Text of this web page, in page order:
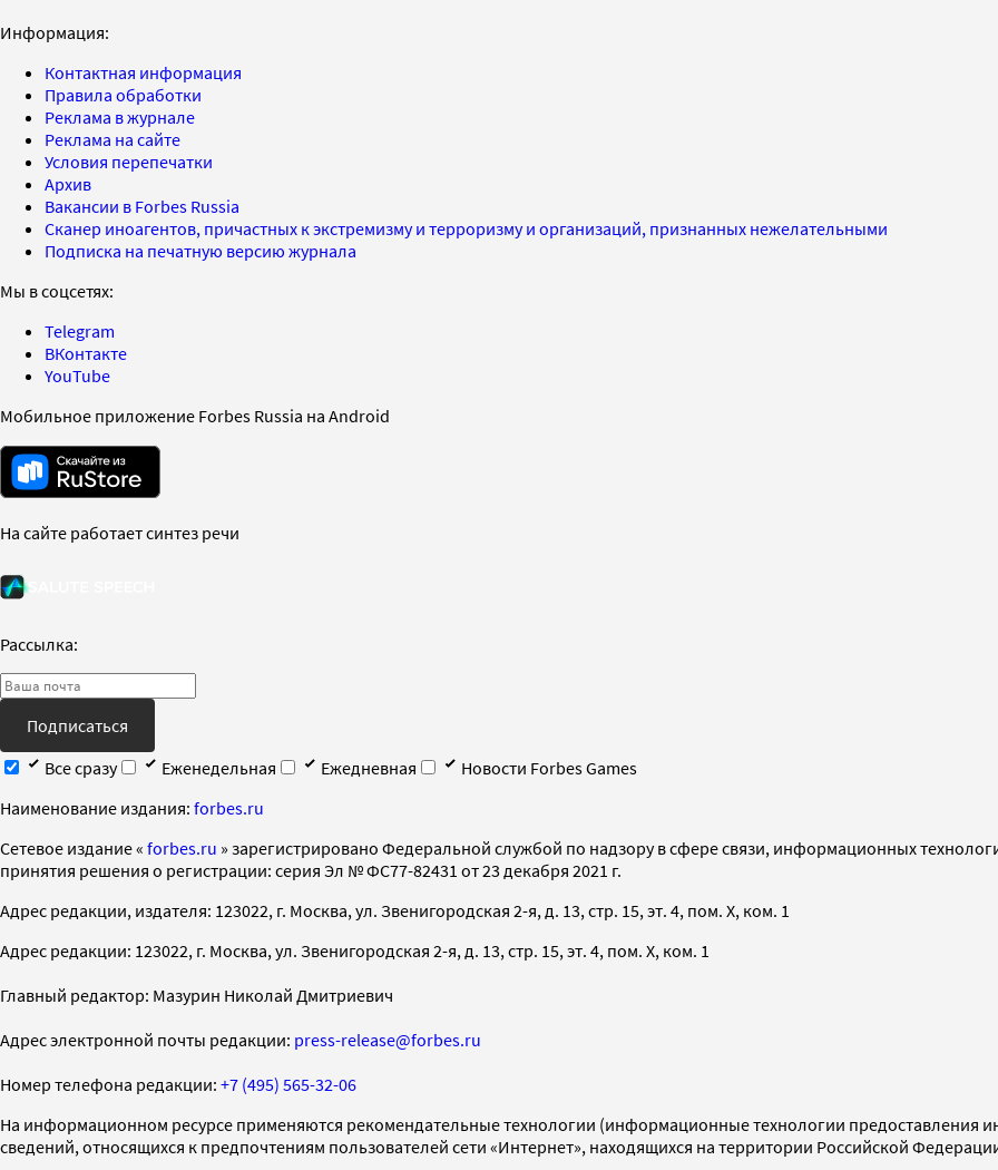
Информация:
Контактная информация
Правила обработки
Реклама в журнале
Реклама на сайте
Условия перепечатки
Архив
Вакансии в Forbes Russia
Сканер иноагентов, причастных к экстремизму и терроризму и организаций, признанных нежелательными
Подписка на печатную версию журнала
Мы в соцсетях:
Telegram
ВКонтакте
YouTube
Мобильное приложение Forbes Russia на Android
На сайте работает синтез речи
Рассылка:
Подписаться
Все сразу
Еженедельная Ежедневная
Новости Forbes Games
Наименование издания: forbes.ru
Cетевое издание « forbes.ru » зарегистрировано Федеральной службой по надзору в сфере связи, информационных
принятия решения о регистрации: серия Эл № ФС77-82431 от 23 декабря 2021 г.
Адрес редакции, издателя: 123022, г. Москва, ул. Звенигородская 2-я, д. 13, стр. 15, эт. 4, пом. X, ком. 1
Адрес редакции: 123022, г. Москва, ул. Звенигородская 2-я, д. 13, стр. 15, эт. 4, пом. X, ком. 1
Главный редактор: Мазурин Николай Дмитриевич
Адрес электронной почты редакции: press-release@forbes.ru
Номер телефона редакции: +7 (495) 565-32-06
На информационном ресурсе применяются рекомендательные технологии (информационные технологии предоставления
сведений, относящихся к предпочтениям пользователей сети «Интернет», находящихся на территории Российской